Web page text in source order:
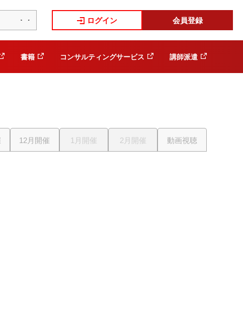
ログイン 会員登録
書籍 コンサルティングサービス 講師派遣
12月開催 1月開催 2月開催 動画視聴